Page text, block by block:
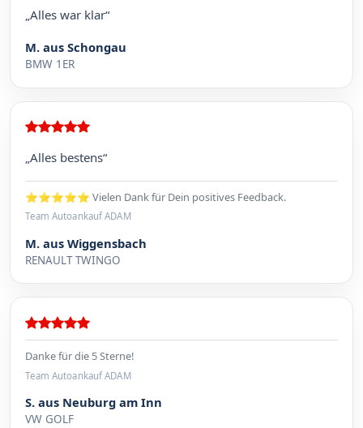
„Alles war klar“
M. aus Schongau
BMW 1ER
„Alles bestens“
⭐⭐⭐⭐⭐ Vielen Dank für Dein positives Feedback.
Team Autoankauf ADAM
M. aus Wiggensbach
RENAULT TWINGO
Danke für die 5 Sterne!
Team Autoankauf ADAM
S. aus Neuburg am Inn
VW GOLF